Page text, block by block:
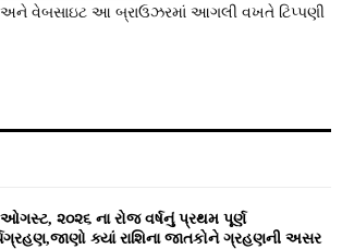
વેબસાઇટ આ બ્રાઉઝરમાં આગલી વખતે ટિપ્પણી
૨૦૨૬ ના રોજ વર્ષનું પ્રથમ પૂર્ણ
ક્યાં રાશિના જાતકોને ગ્રહણની અસર